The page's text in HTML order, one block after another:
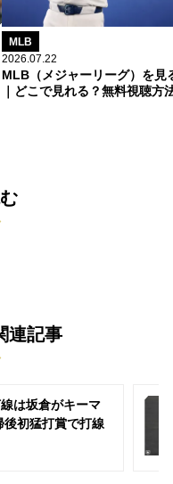
MLB
2026.07.22
MLB（メジャーリーグ）を見
｜どこで見れる？無料視聴方
連記事
は坂倉がキーマ
後初猛打賞で打線